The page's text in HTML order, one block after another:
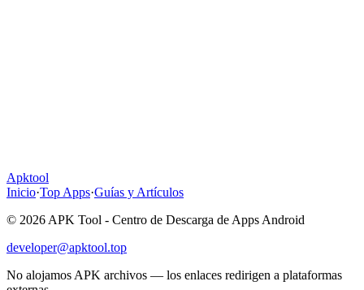
Apktool
Inicio·Top Apps·Guías y Artículos
© 2026 APK Tool - Centro de Descarga de Apps Android
developer@apktool.top
No alojamos APK archivos — los enlaces redirigen a plataformas